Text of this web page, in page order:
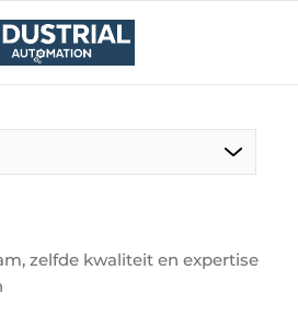
zelfde kwaliteit en expertise